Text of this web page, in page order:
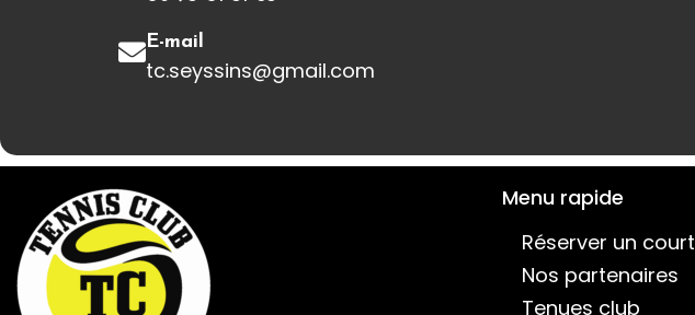
E-mail
tc.seyssins@gmail.com
Menu rapide
Réserver un court
Nos partenaires
Tenues club